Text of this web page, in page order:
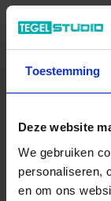
Toestemming
Deze website
We gebruiken
personaliseren,
en om ons
Onze